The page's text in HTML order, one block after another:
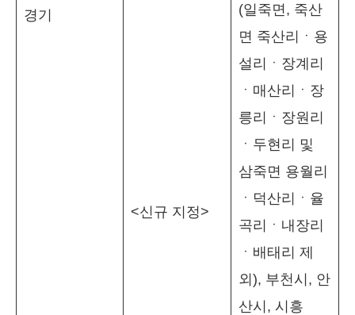
경기
<신규 지정>
(일죽면, 죽산
면 죽산리ㆍ용
설리ㆍ장계리
ㆍ매산리ㆍ장
릉리ㆍ장원리
ㆍ두현리 및
삼죽면 용월리
ㆍ덕산리ㆍ율
곡리ㆍ내장리
ㆍ배태리 제
외), 부천시, 안
산시, 시흥